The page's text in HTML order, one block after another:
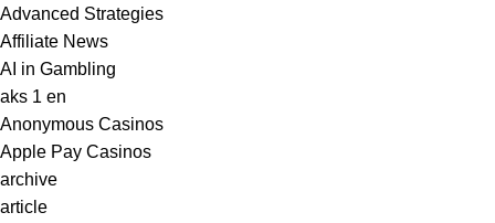
Advanced Strategies
Affiliate News
AI in Gambling
aks 1 en
Anonymous Casinos
Apple Pay Casinos
archive
article